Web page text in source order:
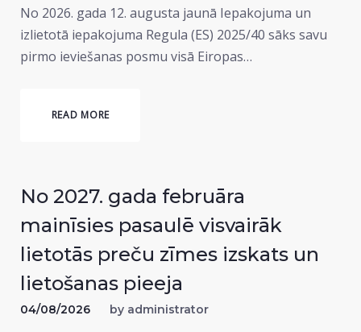
No 2026. gada 12. augusta jaunā Iepakojuma un
izlietotā iepakojuma Regula (ES) 2025/40 sāks savu
pirmo ieviešanas posmu visā Eiropas…
READ MORE
No 2027. gada februāra
mainīsies pasaulē visvairāk
lietotās preču zīmes izskats un
lietošanas pieeja
04/08/2026 by administrator